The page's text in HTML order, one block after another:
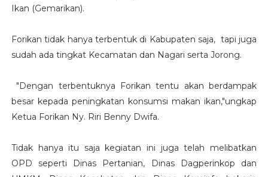
Ikan (Gemarikan).
Forikan tidak hanya terbentuk di Kabupaten saja, tapi juga
sudah ada tingkat Kecamatan dan Nagari serta Jorong.
"Dengan terbentuknya Forikan tentu akan berdampak
besar kepada peningkatan konsumsi makan ikan,"ungkap
Ketua Forikan Ny. Riri Benny Dwifa.
Tidak hanya itu saja kegiatan ini juga telah melibatkan
OPD seperti Dinas Pertanian, Dinas Dagperinkop dan